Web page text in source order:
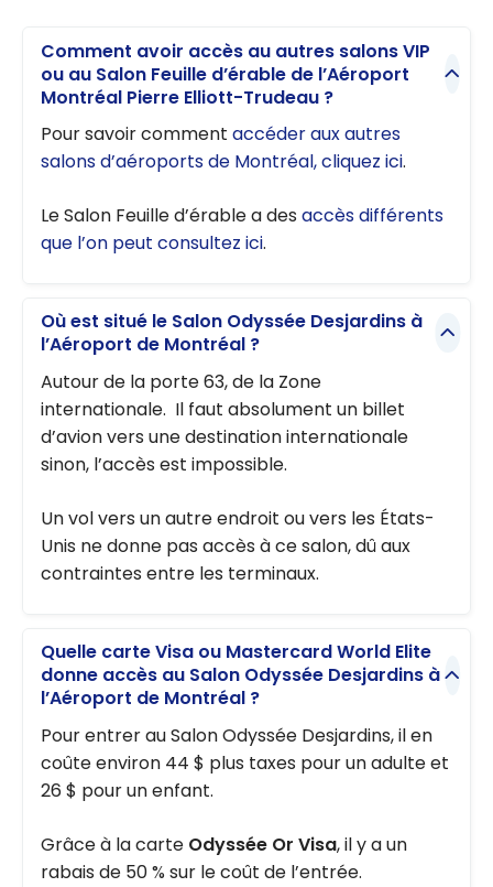
cartes de
crédit
Nationale à
YUL,
internation
Trudeau
Comment avoir accès au autres salons VIP
ou au Salon Feuille d’érable de l’Aéroport
Montréal Pierre Elliott-Trudeau ?
Pour savoir comment accéder aux autres
salons d’aéroports de Montréal, cliquez ici.
Le Salon Feuille d’érable a des accès différents
que l’on peut consultez ici.
Où est situé le Salon Odyssée Desjardins à
l’Aéroport de Montréal ?
Autour de la porte 63, de la Zone
internationale. Il faut absolument un billet
d’avion vers une destination internationale
sinon, l’accès est impossible.
Un vol vers un autre endroit ou vers les États-
Unis ne donne pas accès à ce salon, dû aux
contraintes entre les terminaux.
Quelle carte Visa ou Mastercard World Elite
donne accès au Salon Odyssée Desjardins à
l’Aéroport de Montréal ?
Pour entrer au Salon Odyssée Desjardins, il en
coûte environ 44 $ plus taxes pour un adulte et
26 $ pour un enfant.
Grâce à la carte Odyssée Or Visa, il y a un
rabais de 50 % sur le coût de l’entrée.